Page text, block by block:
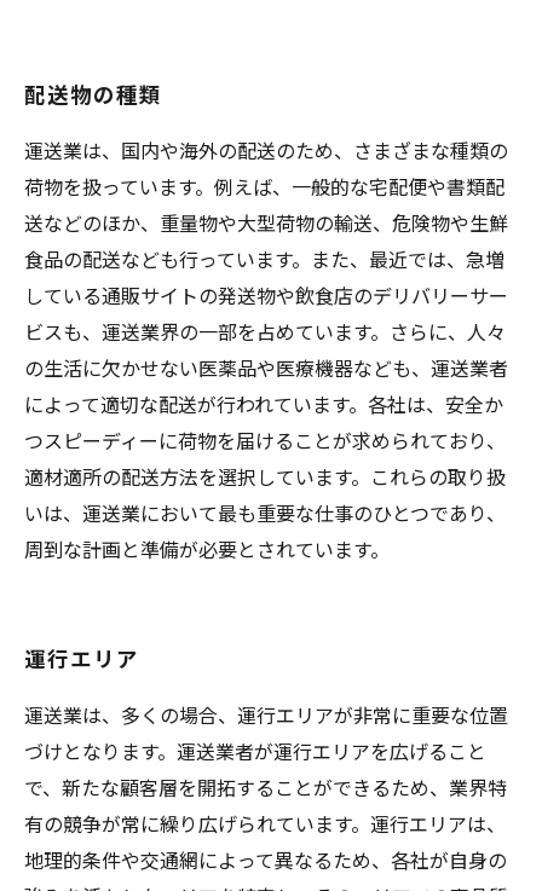
配送物の種類
運送業は、国内や海外の配送のため、さまざまな種類の
荷物を扱っています。例えば、一般的な宅配便や書類配
送などのほか、重量物や大型荷物の輸送、危険物や生鮮
食品の配送なども行っています。また、最近では、急増
している通販サイトの発送物や飲食店のデリバリーサー
ビスも、運送業界の一部を占めています。さらに、人々
の生活に欠かせない医薬品や医療機器なども、運送業者
によって適切な配送が行われています。各社は、安全か
つスピーディーに荷物を届けることが求められており、
適材適所の配送方法を選択しています。これらの取り扱
いは、運送業において最も重要な仕事のひとつであり、
周到な計画と準備が必要とされています。
運行エリア
運送業は、多くの場合、運行エリアが非常に重要な位置
づけとなります。運送業者が運行エリアを広げること
で、新たな顧客層を開拓することができるため、業界特
有の競争が常に繰り広げられています。運行エリアは、
地理的条件や交通網によって異なるため、各社が自身の